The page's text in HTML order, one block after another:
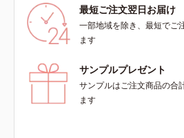
最短ご注文翌日お届け
一部地域を除き、最短でご
ます
サンプルプレゼント
サンプルはご注文商品の合
ます